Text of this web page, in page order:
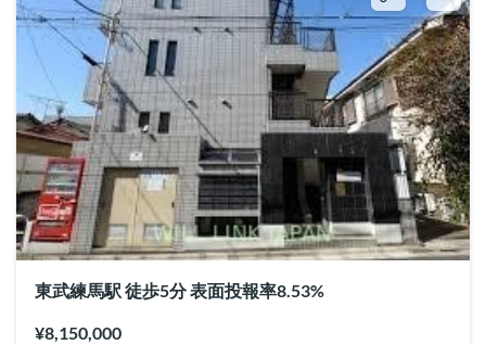
東武練馬駅 徒歩5分 表面投報率8.53%
¥8,150,000